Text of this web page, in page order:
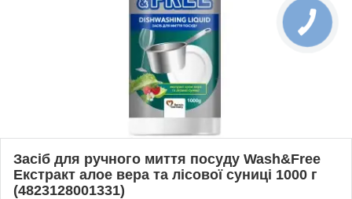
Засіб для ручного миття посуду Wash&Free
Екстракт алое вера та лісової суниці 1000 г
(4823128001331)